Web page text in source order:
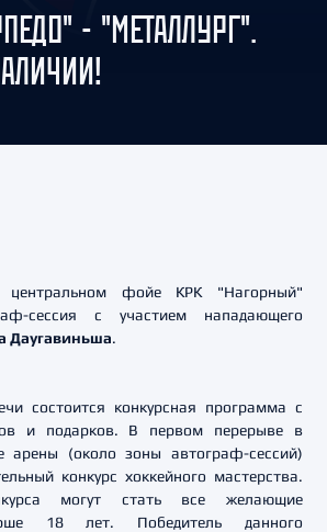
- "МЕТАЛЛУРГ".
фойе КРК "Нагорный"
сессия с участием нападающего
Даугавиньша.
состоится конкурсная программа с
и подарков. В первом перерыве в
арены (около зоны автограф-сессий)
конкурс хоккейного мастерства.
могут стать все желающие
18 лет. Победитель данного